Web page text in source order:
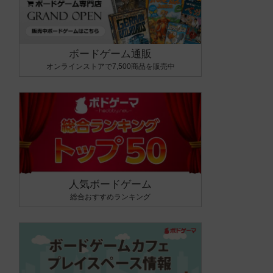
ボードゲーム通販
オンラインストアで7,500商品を販売中
人気ボードゲーム
総合おすすめランキング